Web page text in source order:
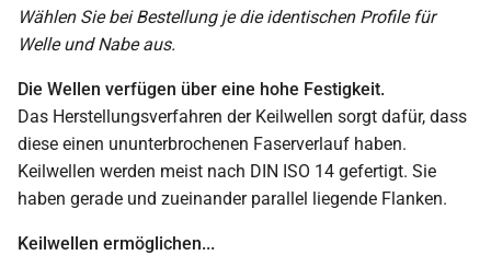
Wählen Sie bei Bestellung je die identischen Profile für
Welle und Nabe aus.
Die Wellen verfügen über eine hohe Festigkeit.
Das Herstellungsverfahren der Keilwellen sorgt dafür, dass
diese einen ununterbrochenen Faserverlauf haben.
Keilwellen werden meist nach DIN ISO 14 gefertigt. Sie
haben gerade und zueinander parallel liegende Flanken.
Keilwellen ermöglichen...